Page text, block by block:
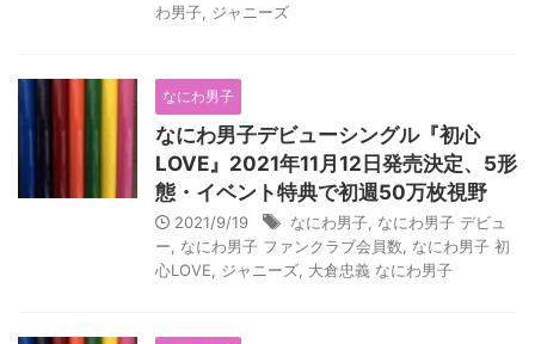
わ男子 ジャニーズ
なにわ男子
なにわ男子デビューシングル『初心
LOVE』2021年11月12日発売決定、5形
態・イベント特典で初週50万枚視野
2021/9/19 なにわ男子 なにわ男子 デビュ
ー
なにわ男子 ファンクラブ会員数
なにわ男子 初
心LOVE
ジャニーズ 大倉忠義 なにわ男子